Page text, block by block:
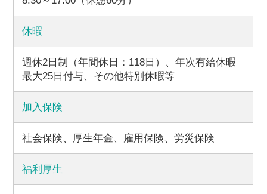
休暇
週休2日制（年間休日：118日）、年次有給休暇
最大25日付与、その他特別休暇等
加入保険
社会保険、厚生年金、雇用保険、労災保険
福利厚生